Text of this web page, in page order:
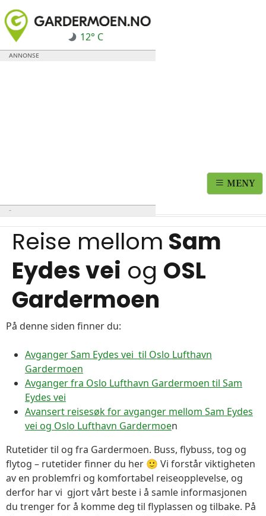
12° C
MENY
Reise mellom Sam
Eydes vei og OSL
Gardermoen
På denne siden finner du:
Avganger Sam Eydes vei til Oslo Lufthavn
Gardermoen
Avganger fra Oslo Lufthavn Gardermoen til Sam
Eydes vei
Avansert reisesøk for avganger mellom Sam Eydes
vei og Oslo Lufthavn Gardermoen
Rutetider til og fra Gardermoen. Buss, flybuss, tog og
flytog – rutetider finner du her 🙂 Vi forstår viktigheten
av en problemfri og komfortabel reiseopplevelse, og
derfor har vi gjort vårt beste i å samle informasjonen
du trenger for å komme deg til flyplassen og tilbake. På